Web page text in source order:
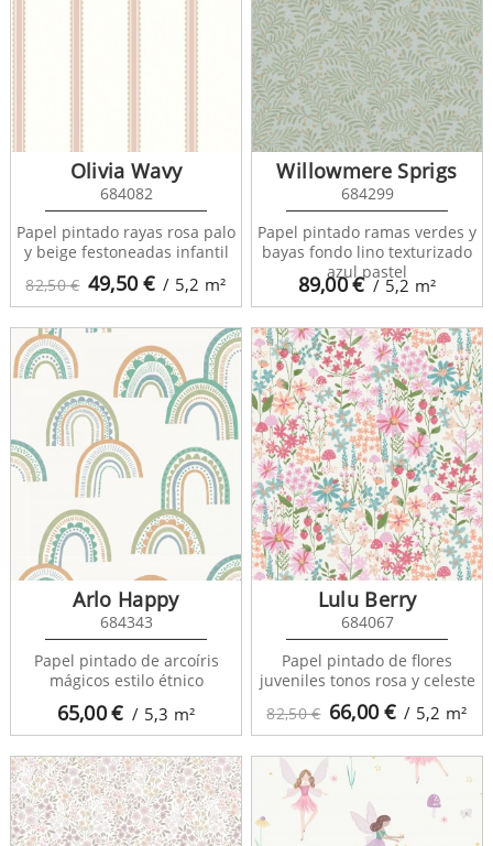
82,50 € 49,50€ / 5,2 m²
Olivia Wavy
684082
Papel pintado rayas rosa palo
y beige festoneadas infantil
89,00€ / 5,2 m²
Willowmere Sprigs
684299
Papel pintado ramas verdes y
bayas fondo lino texturizado
azul pastel
65,00€ / 5,3 m²
Arlo Happy
684343
Papel pintado de arcoíris
mágicos estilo étnico
82,50 € 66,00€ / 5,2 m²
Lulu Berry
684067
Papel pintado de flores
juveniles tonos rosa y celeste